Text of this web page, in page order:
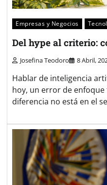
Empresas y Negocios
Del hype al criterio:
Josefina Teodoro 8 Abril,
Hablar de inteligencia
hoy, un error de
diferencia no está en el